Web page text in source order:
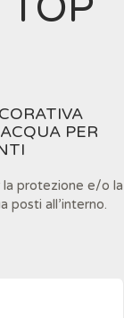
PER
la protezione e/o la
posti all’interno.